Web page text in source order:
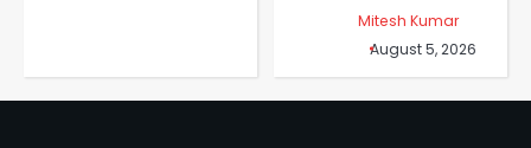
Mitesh Kumar
August 5, 2026